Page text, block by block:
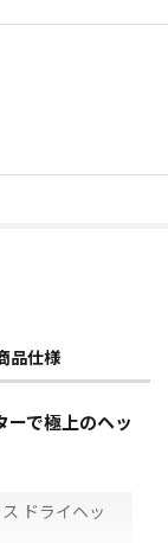
品仕様
ーで極上のヘッ
ドライヘッ